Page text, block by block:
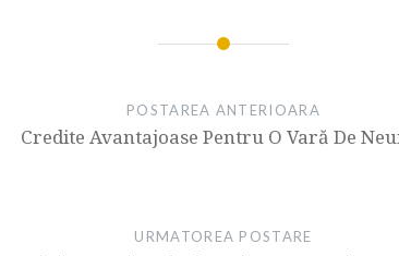
POSTAREA ANTERIOARA
Credite Avantajoase Pentru O Vară De
URMATOREA POSTARE